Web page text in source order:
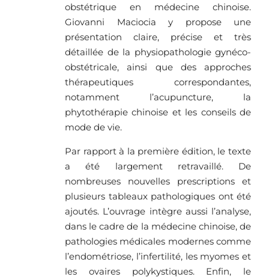
obstétrique en médecine chinoise.
Giovanni Maciocia y propose une
présentation claire, précise et très
détaillée de la physiopathologie gynéco-
obstétricale, ainsi que des approches
thérapeutiques correspondantes,
notamment l’acupuncture, la
phytothérapie chinoise et les conseils de
mode de vie.
Par rapport à la première édition, le texte
a été largement retravaillé. De
nombreuses nouvelles prescriptions et
plusieurs tableaux pathologiques ont été
ajoutés. L’ouvrage intègre aussi l’analyse,
dans le cadre de la médecine chinoise, de
pathologies médicales modernes comme
l’endométriose, l’infertilité, les myomes et
les ovaires polykystiques. Enfin, le